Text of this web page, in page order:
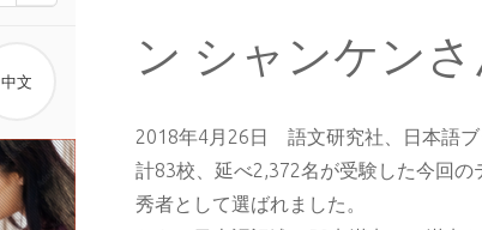
中文
ン シャンケンさ
2018年4月26日 語文研究社、日本語ブ
計83校、延べ2,372名が受験した今回
秀者として選ばれました。